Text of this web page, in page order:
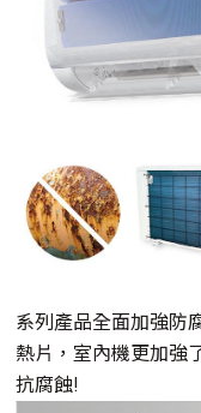
系列產品全面加強防
熱片，室內機更加強
抗腐蝕!